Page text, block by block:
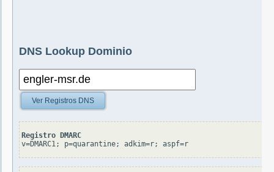
DNS Lookup Dominio
Ver Registros DNS
Registro DMARC
v=DMARC1; p=quarantine; adkim=r; aspf=r